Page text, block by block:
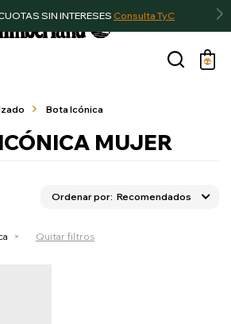
SIN INTERESES Consulta TyC
Bota Icónica
MUJER
Recomendados
Quitar filtros